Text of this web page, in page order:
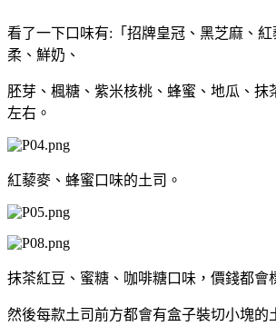
看了一下口味有:「招牌皇冠、黑芝麻、
柔、鮮奶、
胚芽、楓糖、紫米核桃、蜂蜜、地瓜、抹
左右。
紅藜麥、蜂蜜口味的土司。
抹茶紅豆、蜜糖、咖啡糖口味，價錢都會
然後每款土司前方都會有盒子裝切小塊的